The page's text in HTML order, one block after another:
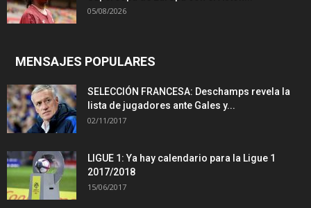
05/08/2026
MENSAJES POPULARES
SELECCIÓN FRANCESA: Deschamps revela la
lista de jugadores ante Gales y...
02/11/2017
LIGUE 1: Ya hay calendario para la Ligue 1
2017/2018
15/06/2017